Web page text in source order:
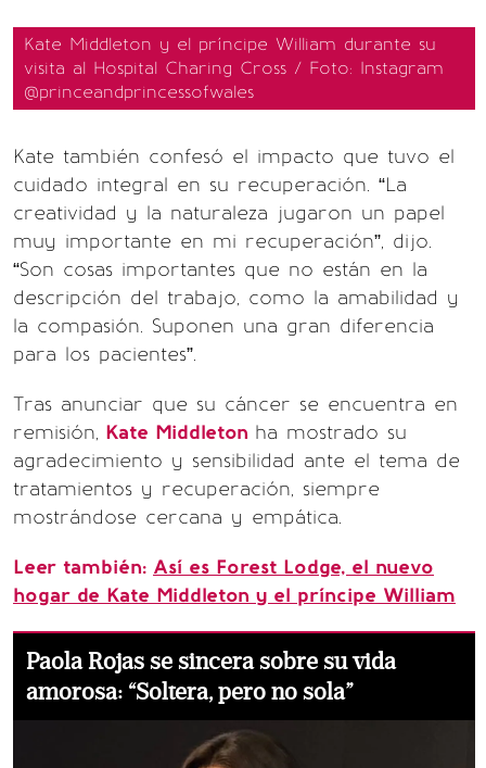
Kate Middleton y el príncipe William durante su
visita al Hospital Charing Cross / Foto: Instagram
@princeandprincessofwales
Kate también confesó el impacto que tuvo el
cuidado integral en su recuperación. “La
creatividad y la naturaleza jugaron un papel
muy importante en mi recuperación”, dijo.
“Son cosas importantes que no están en la
descripción del trabajo, como la amabilidad y
la compasión. Suponen una gran diferencia
para los pacientes”.
Tras anunciar que su cáncer se encuentra en
remisión, Kate Middleton ha mostrado su
agradecimiento y sensibilidad ante el tema de
tratamientos y recuperación, siempre
mostrándose cercana y empática.
Leer también: Así es Forest Lodge, el nuevo
hogar de Kate Middleton y el príncipe William
Paola Rojas se sincera sobre su vida
amorosa: “Soltera, pero no sola”